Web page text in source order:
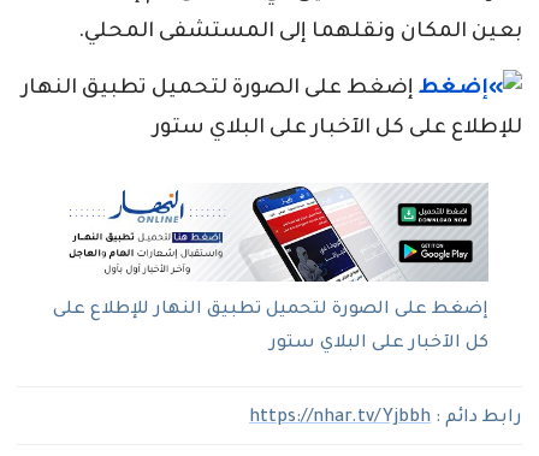
بعين المكان ونقلهما إلى المستشفى المحلي.
إضغط على الصورة لتحميل تطبيق النهار
للإطلاع على كل الآخبار على البلاي ستور
إضغط على الصورة لتحميل تطبيق النهار للإطلاع على
كل الآخبار على البلاي ستور
رابط دائم : https://nhar.tv/Yjbbh